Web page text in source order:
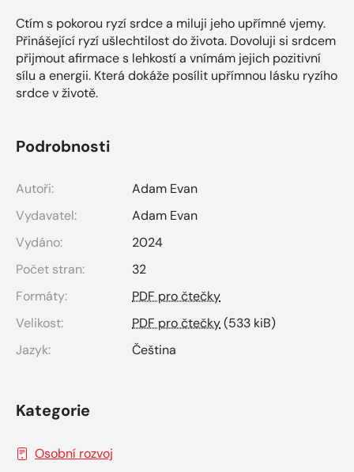
Ctím s pokorou ryzí srdce a miluji jeho upřímné vjemy.
Přinášející ryzí ušlechtilost do života. Dovoluji si srdcem
přijmout afirmace s lehkostí a vnímám jejich pozitivní
sílu a energii. Která dokáže posílit upřímnou lásku ryzího
srdce v životě.
Podrobnosti
Autoři:
Adam Evan
Vydavatel:
Adam Evan
Vydáno:
2024
Počet stran:
32
Formáty:
PDF pro čtečky
Velikost:
PDF pro čtečky(533 kiB)
Jazyk:
Čeština
Kategorie
Osobní rozvoj